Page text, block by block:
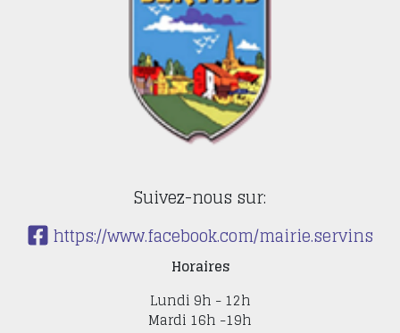
Suivez-nous sur:
https://www.facebook.com/mairie.servins
Horaires
Lundi 9h - 12h
Mardi 16h -19h